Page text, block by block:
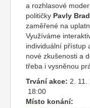
a rozhlasové
političky Pavly
zaměřené na
Využíváme
individuální přístup
nové zkušenosti a
třeba i vysněnou
Trvání akce: 2.
18:00
Místo konání: